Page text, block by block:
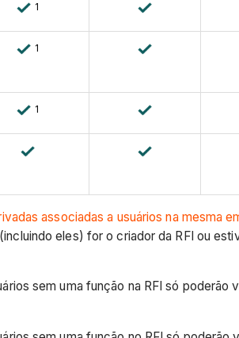
1
1
1
associadas a usuários na mesma
eles) for o criador da RFI ou
sem uma função na RFI só